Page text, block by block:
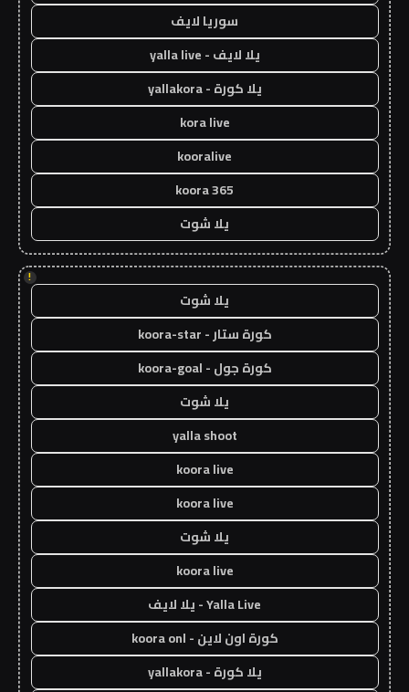
سوريا لايف
يلا لايف - yalla live
يلا كورة - yallakora
kora live
kooralive
koora 365
يلا شوت
!
يلا شوت
كورة ستار - koora-star
كورة جول - koora-goal
يلا شوت
yalla shoot
koora live
koora live
يلا شوت
koora live
Yalla Live - يلا لايف
كورة اون لاين - koora onl
يلا كورة - yallakora